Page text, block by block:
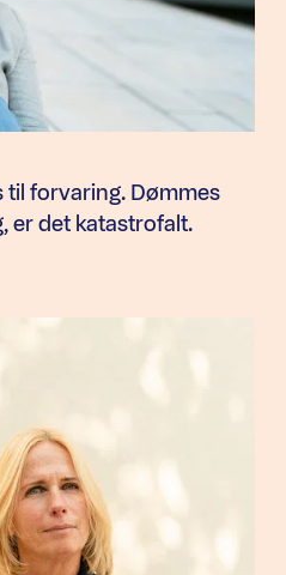
til forvaring. Dømmes
er det katastrofalt.